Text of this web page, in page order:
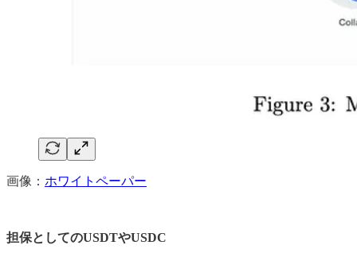
画像： ホワイトペーパー
担保としてのUSDTやUSDC